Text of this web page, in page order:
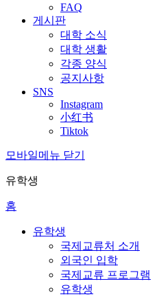
FAQ
게시판
대학 소식
대학 생활
각종 양식
공지사항
SNS
Instagram
小红书
Tiktok
모바일메뉴 닫기
유학생
홈
유학생
국제교류처 소개
외국인 입학
국제교류 프로그램
유학생